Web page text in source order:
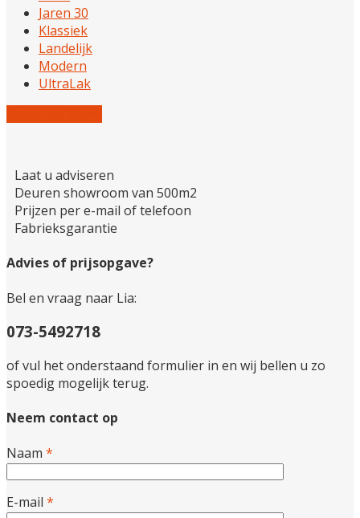
Jaren 30
Klassiek
Landelijk
Modern
UltraLak
Laat u adviseren
Deuren showroom van 500m2
Prijzen per e-mail of telefoon
Fabrieksgarantie
Advies of prijsopgave?
Bel en vraag naar Lia:
073-5492718
of vul het onderstaand formulier in en wij bellen u zo
spoedig mogelijk terug.
Neem contact op
Naam *
E-mail *